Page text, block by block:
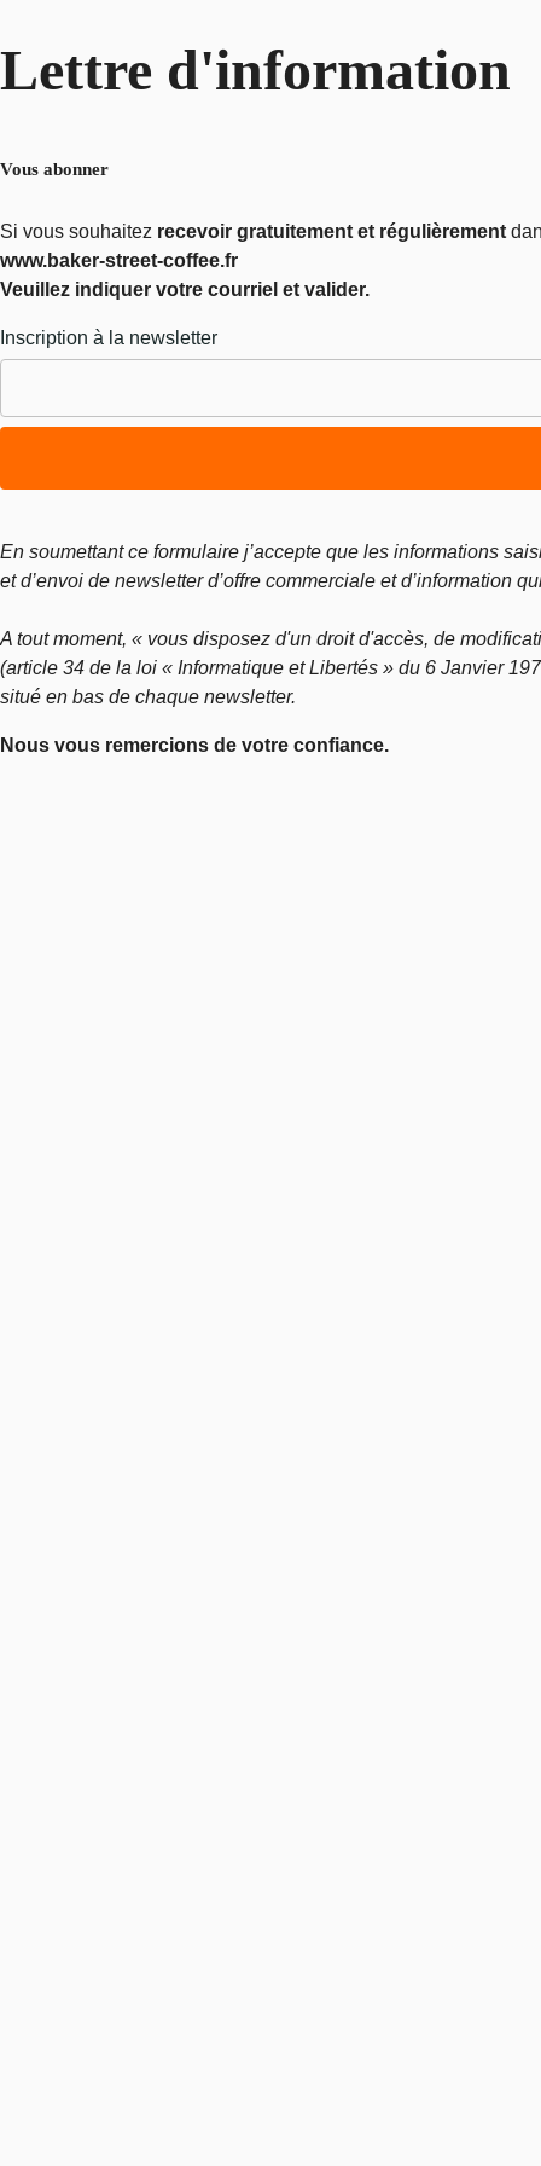
Lettre d'information
Vous abonner
Si vous souhaitez recevoir gratuitement et régulièrement
www.baker-street-coffee.fr
Veuillez indiquer votre courriel et valider.
Inscription à la newsletter
En soumettant ce formulaire j’accepte que les informations
et d’envoi de newsletter d’offre commerciale et d’information
A tout moment, « vous disposez d'un droit d'accès, de
(article 34 de la loi « Informatique et Libertés » du 6 Janvier
situé en bas de chaque newsletter.
Nous vous remercions de votre confiance.